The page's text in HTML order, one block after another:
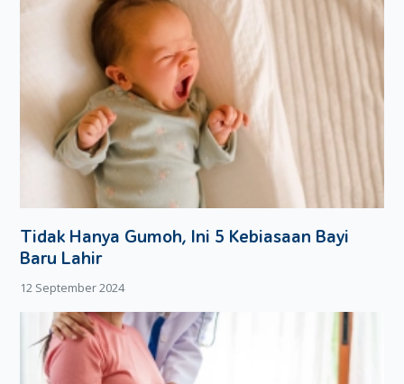
Tidak Hanya Gumoh, Ini 5 Kebiasaan Bayi
Baru Lahir
12 September 2024